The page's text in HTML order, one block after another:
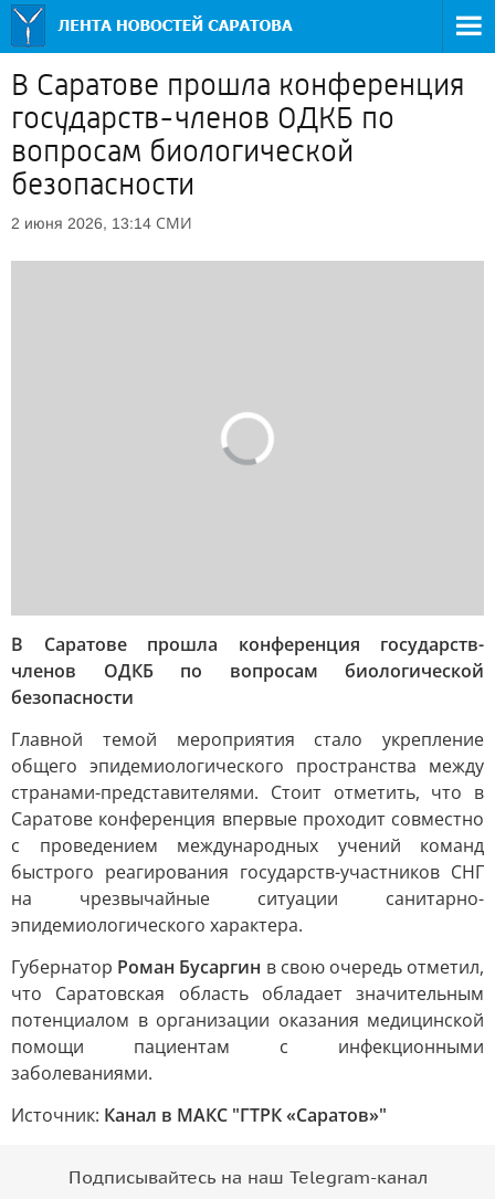
В Саратове прошла конференция
государств-членов ОДКБ по
вопросам биологической
безопасности
2 июня 2026, 13:14 СМИ
В Саратове прошла конференция государств-
членов ОДКБ по вопросам биологической
безопасности
Главной темой мероприятия стало укрепление
общего эпидемиологического пространства между
странами-представителями. Стоит отметить, что в
Саратове конференция впервые проходит совместно
с проведением международных учений команд
быстрого реагирования государств-участников СНГ
на чрезвычайные ситуации санитарно-
эпидемиологического характера.
Губернатор Роман Бусаргин в свою очередь отметил,
что Саратовская область обладает значительным
потенциалом в организации оказания медицинской
помощи пациентам с инфекционными
заболеваниями.
Источник: Канал в МАКС "ГТРК «Саратов»"
Подписывайтесь на наш Telegram-канал